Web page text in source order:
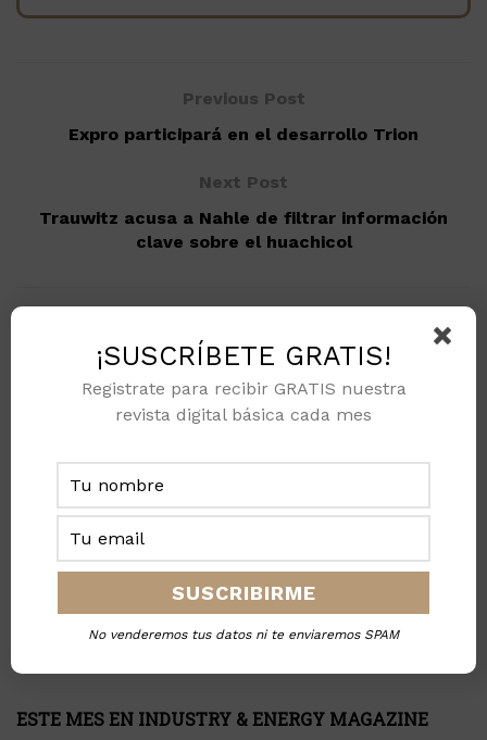
Previous Post
Expro participará en el desarrollo Trion
Next Post
Trauwitz acusa a Nahle de filtrar información
clave sobre el huachicol
Staff Industry & Energy Magazine
ESTE MES EN INDUSTRY & ENERGY MAGAZINE
¡SUSCRÍBETE GRATIS!
Registrate para recibir GRATIS nuestra
revista digital básica cada mes
No venderemos tus datos ni te enviaremos SPAM